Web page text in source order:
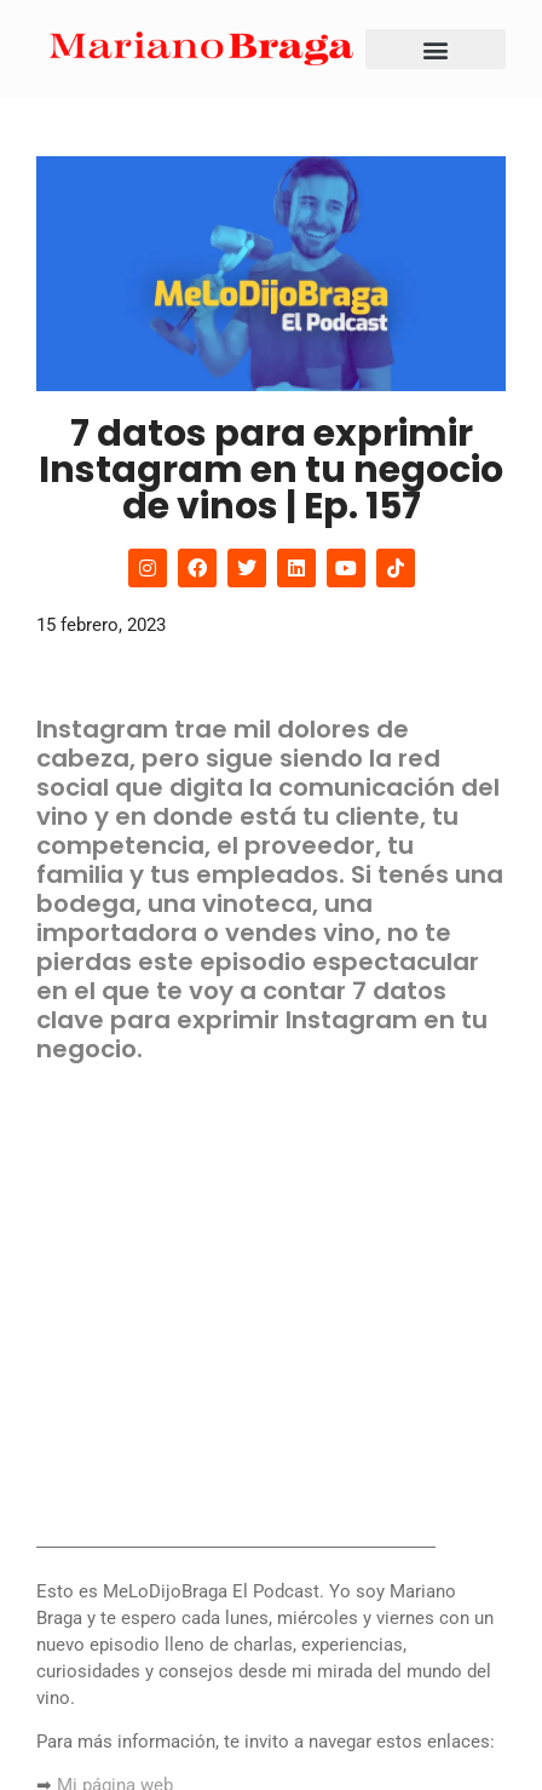
7 datos para exprimir
Instagram en tu negocio
de vinos | Ep. 157
15 febrero, 2023
Instagram trae mil dolores de
cabeza, pero sigue siendo la red
social que digita la comunicación del
vino y en donde está tu cliente, tu
competencia, el proveedor, tu
familia y tus empleados. Si tenés una
bodega, una vinoteca, una
importadora o vendes vino, no te
pierdas este episodio espectacular
en el que te voy a contar 7 datos
clave para exprimir Instagram en tu
negocio.
――――――――――――――――――――――
Esto es MeLoDijoBraga El Podcast. Yo soy Mariano
Braga y te espero cada lunes, miércoles y viernes con un
nuevo episodio lleno de charlas, experiencias,
curiosidades y consejos desde mi mirada del mundo del
vino.
Para más información, te invito a navegar estos enlaces:
➡ Mi página web